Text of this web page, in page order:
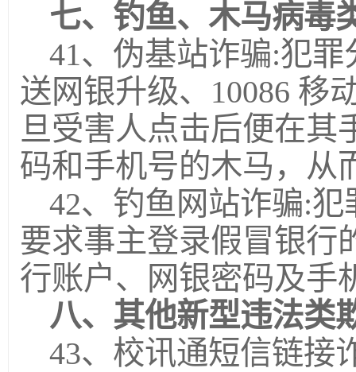
七、钓鱼、木马病毒
41、伪基站诈骗:犯
送网银升级、10086 移
旦受害人点击后便在其
码和手机号的木马，从
42、钓鱼网站诈骗:
要求事主登录假冒银行
行账户、网银密码及手
八、其他新型违法类
43、校讯通短信链接